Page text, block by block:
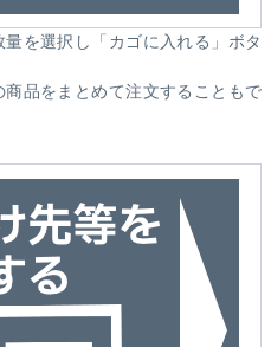
を選択し「カゴに入れる」ボタ
品をまとめて注文することもで